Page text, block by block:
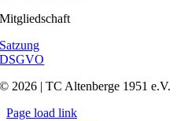
Mitgliedschaft
Satzung
DSGVO
© 2026 | TC Altenberge 1951 e.V.
Page load link